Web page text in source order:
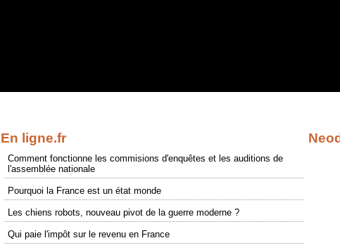
En ligne.fr
Comment fonctionne les commisions d'enquêtes et les auditions de
l'assemblée nationale
Pourquoi la France est un état monde
Les chiens robots, nouveau pivot de la guerre moderne ?
Qui paie l'impôt sur le revenu en France